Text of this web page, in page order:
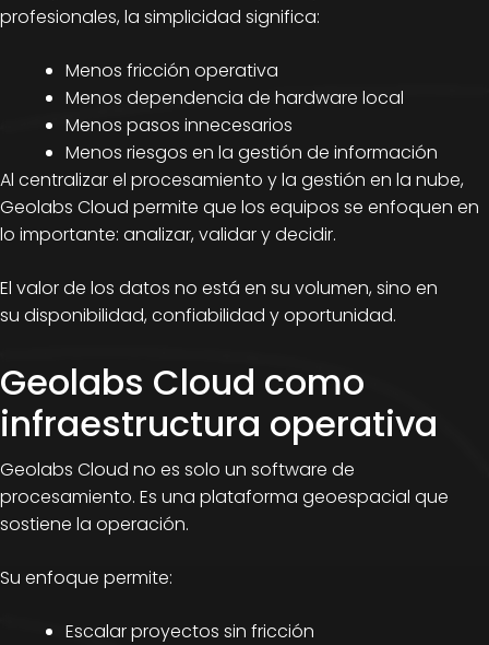
profesionales, la simplicidad significa:
Menos fricción operativa
Menos dependencia de hardware local
Menos pasos innecesarios
Menos riesgos en la gestión de información
Al centralizar el procesamiento y la gestión en la nube,
Geolabs Cloud permite que los equipos se enfoquen en
lo importante: analizar, validar y decidir.
El valor de los datos no está en su volumen, sino en
su disponibilidad, confiabilidad y oportunidad.
Geolabs Cloud como
infraestructura operativa
Geolabs Cloud no es solo un software de
procesamiento. Es una plataforma geoespacial que
sostiene la operación.
Su enfoque permite:
Escalar proyectos sin fricción